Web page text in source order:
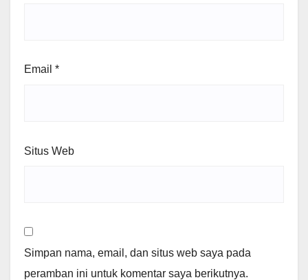
Email *
Situs Web
Simpan nama, email, dan situs web saya pada
peramban ini untuk komentar saya berikutnya.